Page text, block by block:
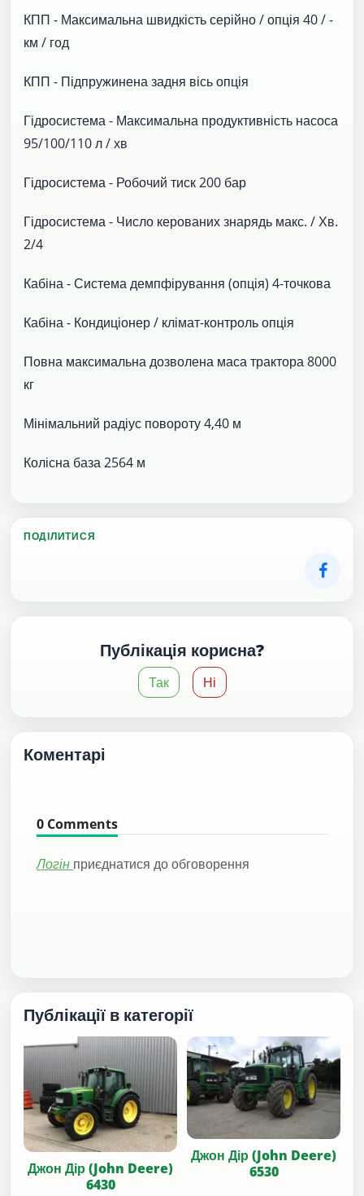
КПП - Максимальна швидкість серійно / опція 40 / -
км / год
КПП - Підпружинена задня вісь опція
Гідросистема - Максимальна продуктивність насоса
95/100/110 л / хв
Гідросистема - Робочий тиск 200 бар
Гідросистема - Число керованих знарядь макс. / Хв.
2/4
Кабіна - Система демпфірування (опція) 4-точкова
Кабіна - Кондиціонер / клімат-контроль опція
Повна максимальна дозволена маса трактора 8000
кг
Мінімальний радіус повороту 4,40 м
Колісна база 2564 м
ПОДІЛИТИСЯ
Публікація корисна?
Так Ні
Коментарі
0 Comments
Логін приєднатися до обговорення
Публікації в категорії
Джон Дір (John Deere)
6430
Джон Дір (John Deere)
6530